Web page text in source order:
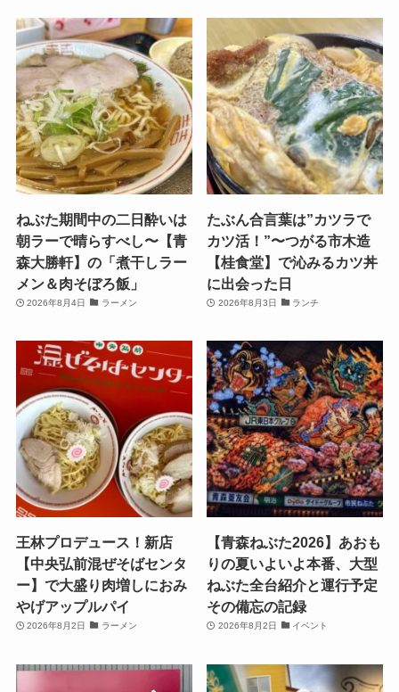
ねぶた期間中の二日酔いは
朝ラーで晴らすべし〜【青
森大勝軒】の「煮干しラー
メン＆肉そぼろ飯」
2026年8月4日 ラーメン
たぶん合言葉は”カツラで
カツ活！”〜つがる市木造
【桂食堂】で沁みるカツ丼
に出会った日
2026年8月3日 ランチ
王林プロデュース！新店
【中央弘前混ぜそばセンタ
ー】で大盛り肉増しにおみ
やげアップルパイ
2026年8月2日 ラーメン
【青森ねぶた2026】あおも
りの夏いよいよ本番、大型
ねぶた全台紹介と運行予定
その備忘の記録
2026年8月2日 イベント